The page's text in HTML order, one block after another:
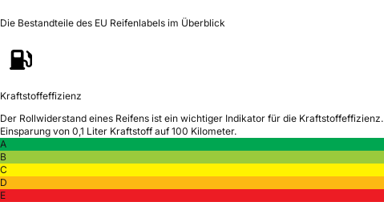
Die Bestandteile des EU Reifenlabels im Überblick
Kraftstoffeffizienz
Der Rollwiderstand eines Reifens ist ein wichtiger Indikator für die Kraftstoffeffizienz.
Einsparung von 0,1 Liter Kraftstoff auf 100 Kilometer.
A
B
C
D
E